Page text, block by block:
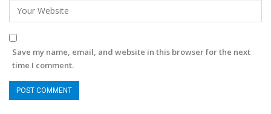
Save my name, email, and website in this browser for the next
time I comment.